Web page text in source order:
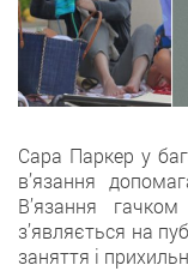
Сара Паркер у
в’язання
В’язання
з’являється на
заняття і